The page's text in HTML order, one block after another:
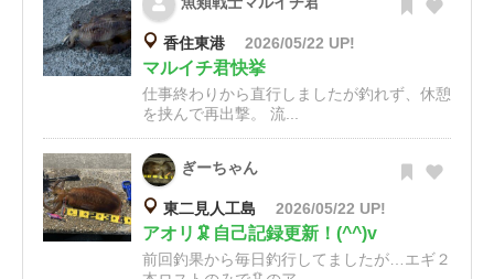
香住東港 2026/05/22 UP!
マルイチ君快挙
仕事終わりから直行しましたが釣れず、休憩
を挟んで再出撃。 流...
ぎーちゃん
東二見人工島 2026/05/22 UP!
アオリ🦑自己記録更新！(^^)v
前回釣果から毎日釣行してましたが…エギ２